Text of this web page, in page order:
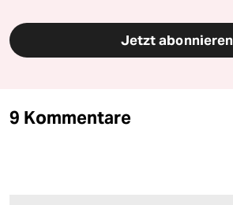
Jetzt abonnieren
9 Kommentare